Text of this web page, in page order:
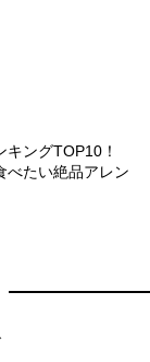
キングTOP10！
べたい絶品アレン